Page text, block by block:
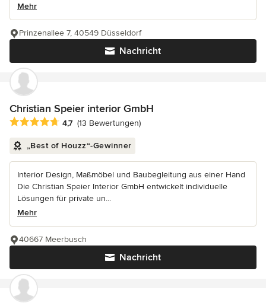
Mehr
Nachricht
Prinzenallee 7, 40549 Düsseldorf
Christian Speier interior GmbH
Durchschnittliche Bewertung: 4.7 von 5 Sternen
4,7 (13 Bewertungen)
„Best of Houzz“-Gewinner
Interior Design, Maßmöbel und Baubegleitung aus einer Hand
Die Christian Speier Interior GmbH entwickelt individuelle
Lösungen für private un...
Mehr
Nachricht
40667 Meerbusch